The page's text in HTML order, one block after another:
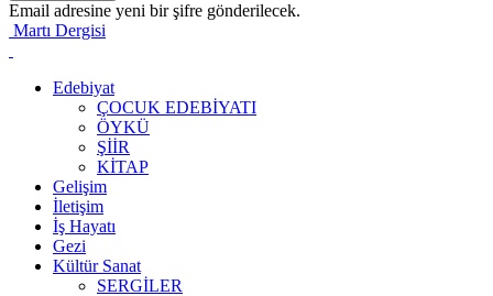
Email adresine yeni bir şifre gönderilecek.
Martı Dergisi
Edebiyat
ÇOCUK EDEBIYATI
ÖYKÜ
ŞIIR
KITAP
Gelişim
İletişim
İş Hayatı
Gezi
Kültür Sanat
SERGILER